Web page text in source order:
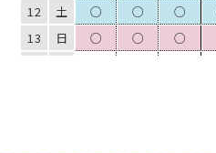
31
木 休 休 休
12
土 ○ ○ ○
13
日 ○ ○ ○